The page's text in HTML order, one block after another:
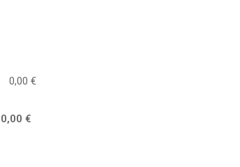
0,00 €
0,00 €